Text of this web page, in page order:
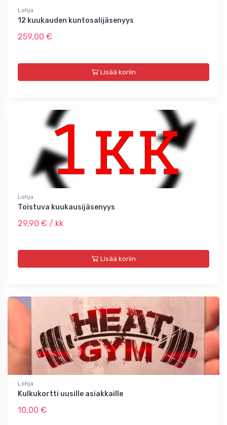
Lohja
12 kuukauden kuntosalijäsenyys
259,00 €
Lisää koriin
Lohja
Toistuva kuukausijäsenyys
29,90 € / kk
Lisää koriin
Lohja
Kulkukortti uusille asiakkaille
10,00 €